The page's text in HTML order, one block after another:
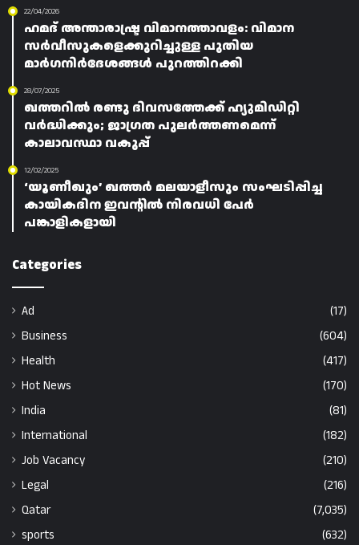
22/04/2026
ഹമദ് അന്താരാഷ്ട്ര വിമാനത്താവളം: വിമാന
സർവീസുകളെക്കുറിച്ചുള്ള പുതിയ
മാർഗനിർദേശങ്ങൾ പുറത്തിറക്കി
28/07/2025
ഖത്തറിൽ രണ്ടു ദിവസത്തേക്ക് ഹ്യുമിഡിറ്റി
വർദ്ധിക്കും; ജാഗ്രത പുലർത്തണമെന്ന്
കാലാവസ്ഥാ വകുപ്പ്
12/02/2025
‘യൂണീഖും’ ഖത്തർ മലയാളീസും സംഘടിപ്പിച്ച
കായികദിന ഇവന്റിൽ നിരവധി പേർ
പങ്കാളികളായി
Categories
Ad
(17)
Business
(604)
Health
(417)
Hot News
(170)
India
(81)
International
(182)
Job Vacancy
(210)
Legal
(216)
Qatar
(7,035)
sports
(632)